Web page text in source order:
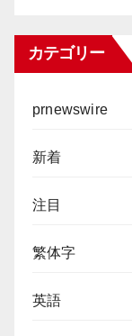
カテゴリー
prnewswire
新着
注目
繁体字
英語